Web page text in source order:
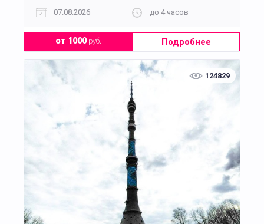
07.08.2026
до 4 часов
от 1000руб. Подробнее
124829